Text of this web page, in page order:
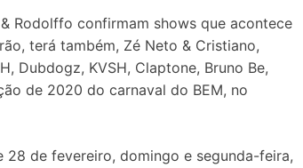
Rodolffo confirmam shows que acontece
terá também, Zé Neto & Cristiano,
Dubdogz, KVSH, Claptone, Bruno Be,
de 2020 do carnaval do BEM, no
28 de fevereiro, domingo e segunda-feira,